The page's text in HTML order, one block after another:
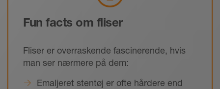
Fun facts om fliser
Fliser er overraskende fascinerende, hvis
man ser nærmere på dem:
Emaljeret stentøj er ofte hårdere end